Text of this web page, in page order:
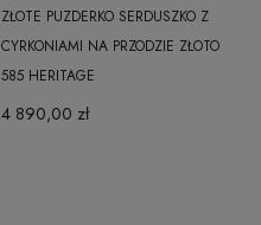
ZŁOTE PUZDERKO SERDUSZKO Z
CYRKONIAMI NA PRZODZIE ZŁOTO
585 HERITAGE
4 890,00 zł